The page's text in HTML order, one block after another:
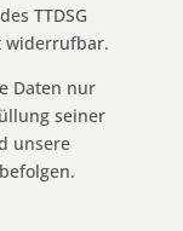
TTDSG
widerrufbar.
Daten nur
seiner
unsere